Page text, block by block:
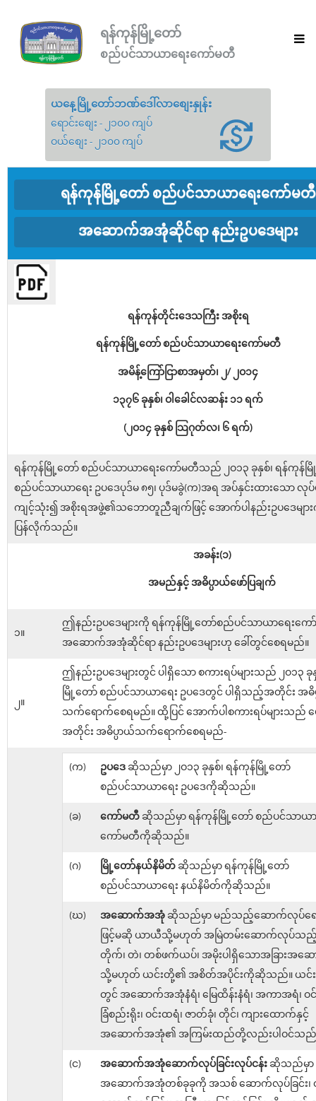
ရန်ကုန်မြို့တော်
စည်ပင်သာယာရေးကော်မတီ
ယနေ့မြို့တော်ဘဏ်ဒေါ်လာစျေးနှုန်း
ရောင်းစျေး - ၂၁၀၀ ကျပ်
ဝယ်စျေး - ၂၁၀၀ ကျပ်
ရန်ကုန်မြို့တော် စည်ပင်သာယာရေးကော်မတီ
အဆောက်အအုံဆိုင်ရာ နည်းဥပဒေများ
ရန်ကုန်တိုင်းဒေသကြီး အစိုးရ
ရန်ကုန်မြို့တော် စည်ပင်သာယာရေးကော်မတီ
အမိန့်ကြော်ငြာစာအမှတ်၊ ၂/ ၂ဝ၁၄
၁၃၇၆ ခုနှစ်၊ ဝါခေါင်လဆန်း ၁၁ ရက်
(၂ဝ၁၄ ခုနှစ် သြဂုတ်လ၊ ၆ ရက်)
ရန်ကုန်မြို့တော် စည်ပင်သာယာရေးကော်မတီသည် ၂ဝ၁၃ ခုနှစ်၊ ရန်ကုန်မ
စည်ပင်သာယာရေး ဥပဒေပုဒ်မ ၈၅၊ ပုဒ်မခွဲ(က)အရ အပ်နှင်းထားသော လု
ကျင့်သုံး၍ အစိုးရအဖွဲ့၏သဘောတူညီချက်ဖြင့် အောက်ပါနည်းဥပဒေမျ
ပြန်လိုက်သည်။
အခန်း(၁)
အမည်နှင့် အဓိပ္ပာယ်ဖော်ပြချက်
၁။
ဤနည်းဥပဒေများကို ရန်ကုန်မြို့တော်စည်ပင်သာယာရေးကေ
အဆောက်အအုံဆိုင်ရာ နည်းဥပဒေများဟု ခေါ်တွင်စေရမည်။
၂။
ဤနည်းဥပဒေများတွင် ပါရှိသော စကားရပ်များသည် ၂ဝ၁၃ ခု
မြို့တော် စည်ပင်သာယာရေး ဥပဒေတွင် ပါရှိသည့်အတိုင်း အဓိ
သက်ရောက်စေရမည်။ ထို့ပြင် အောက်ပါစကားရပ်များသည် ဖေ
အတိုင်း အဓိပ္ပာယ်သက်ရောက်စေရမည်-
(က) ဥပဒေဆိုသည်မှာ ၂ဝ၁၃ ခုနှစ်၊ ရန်ကုန်မြို့တော်
စည်ပင်သာယာရေး ဥပဒေကိုဆိုသည်။
(ခ) ကော်မတီ ဆိုသည်မှာ ရန်ကုန်မြို့တော် စည်ပင်သာယာ
ကော်မတီကိုဆိုသည်။
(ဂ) မြို့တော်နယ်နိမိတ် ဆိုသည်မှာ ရန်ကုန်မြို့တော်
စည်ပင်သာယာရေး နယ်နိမိတ်ကိုဆိုသည်။
(ဃ) အဆောက်အအုံ ဆိုသည်မှာ မည်သည့်ဆောက်လုပ်ရေး
ဖြင့်မဆို ယာယီသို့မဟုတ် အမြဲတမ်းဆောက်လုပ်သည့်
တိုက်၊ တဲ၊ တစ်ဖက်ယပ်၊ အမိုးပါရှိသောအခြားအ
သို့မဟုတ် ယင်းတို့၏ အစိတ်အပိုင်းကိုဆိုသည်။ ယင်း
တွင် အဆောက်အအုံနံရံ၊ မြေထိန်းနံရံ၊ အကာအရံ၊ ဝင်း
ခြံစည်းရိုး၊ ဝင်းထရံ၊ ဇာတ်ခုံ၊ တိုင်၊ ကျားထောက်နှင့်
အဆောက်အအုံ၏ အကြမ်းထည်တို့လည်းပါဝင်သည်
(င) အဆောက်အအုံဆောက်လုပ်ခြင်းလုပ်ငန်းဆိုသည်မှာ
အဆောက်အအုံတစ်ခုခုကို အသစ် ဆောက်လုပ်ခြင်း၊